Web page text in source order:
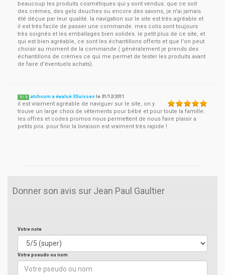
beaucoup les produits cosmétiques qui y sont vendus. que ce soit
des crèmes, des gels douches ou encore des savons, je n'ai jamais
été déçue par leur qualité. la navigation sur le site est très agréable et
il est très facile de passer une commande. mes colis sont toujours
très soignés et les emballages bien solides. le petit plus de ce site, et
qui est bien agréable, ce sont les échantillons offerts et que l'on peut
choisir au moment de la commande ( généralement je prends des
échantillons de crèmes ce qui me permet de tester les produits avant
de faire d'éventuels achats).
5 / 5 atchoum a évalué 3Suisses le31/12/2011
il est vraiment agréable de naviguer sur le site, on y
trouve un large choix de vêtements pour bébé et pour toute la famille.
les offres et codes promos nous permettent de nous faire plaisir a
petits prix. pour finir la livraison est vraiment très rapide !
Donner son avis sur Jean Paul Gaultier
Votre note
Votre pseudo ou nom